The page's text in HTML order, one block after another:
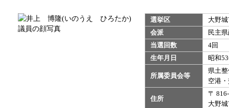
選挙区
大野
会派
民主
当選回数
4回
生年月日
昭和
所属委員会等
県土
空港
住所
〒
大野